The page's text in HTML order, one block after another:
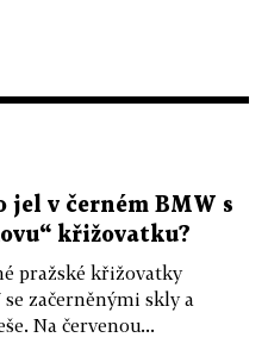
jel v černém BMW s
křižovatku?
pražské křižovatky
začerněnými skly a
Na červenou...